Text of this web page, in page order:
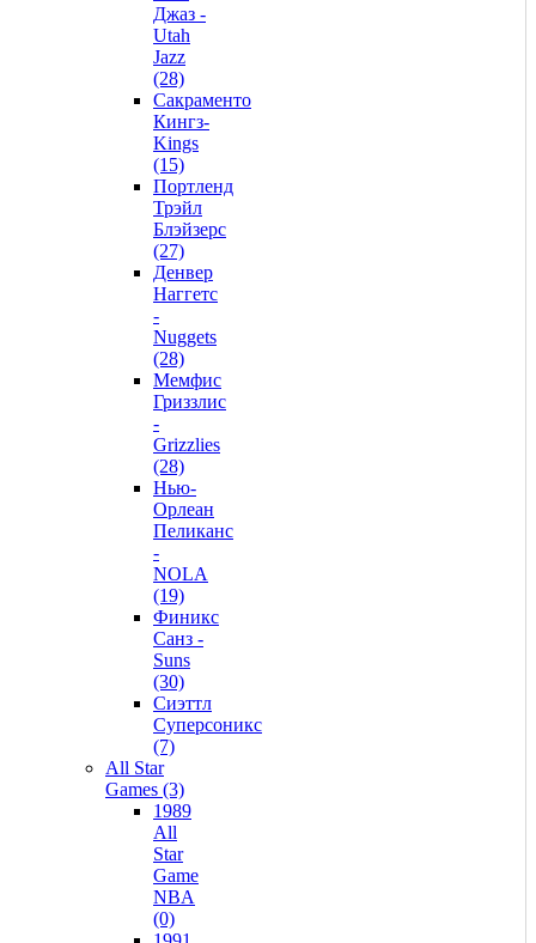
Джаз -
Utah
Jazz
(28)
Сакраменто
Кингз-
Kings
(15)
Портленд
Трэйл
Блэйзерс
(27)
Денвер
Наггетс
-
Nuggets
(28)
Мемфис
Гриззлис
-
Grizzlies
(28)
Нью-
Орлеан
Пеликанс
-
NOLA
(19)
Финикс
Санз -
Suns
(30)
Сиэттл
Суперсоникс
(7)
All Star
Games (3)
1989
All
Star
Game
NBA
(0)